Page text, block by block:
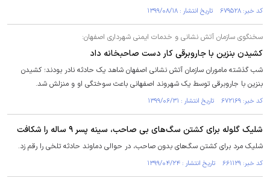
کد خبر: ۶۷۹۵۲۸ تاریخ انتشار : ۱۳۹۹/۰۸/۱۸
سخنگوی سازمان آتش نشانی و خدمات ایمنی شهرداری اصفهان:
کشیدن بنزین با جاروبرقی کار دست صاحبخانه داد
شب گذشته ماموران سازمان آتش نشانی اصفهان شاهد یک حادثه نادر بودند؛ کشیدن
بنزین با جاروبرقی توسط یک شهروند اصفهانی باعث سوختگی او و منزلش شد.
کد خبر: ۶۷۲۱۶۹ تاریخ انتشار : ۱۳۹۹/۰۶/۳۱
شلیک گلوله برای کشتن سگ‌های بی صاحب، سینه پسر ۹ ساله را شکافت
شلیک مرد برای کشتن سگ‌های بدون صاحب، در حوالی دماوند حادثه تلخی را رقم زد.
کد خبر: ۶۶۱۱۲۹ تاریخ انتشار : ۱۳۹۹/۰۴/۲۴